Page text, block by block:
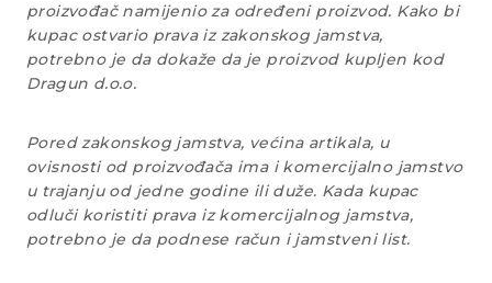
proizvođač namijenio za određeni proizvod. Kako bi
kupac ostvario prava iz zakonskog jamstva,
potrebno je da dokaže da je proizvod kupljen kod
Dragun d.o.o.
Pored zakonskog jamstva, većina artikala, u
ovisnosti od proizvođača ima i komercijalno jamstvo
u trajanju od jedne godine ili duže. Kada kupac
odluči koristiti prava iz komercijalnog jamstva,
potrebno je da podnese račun i jamstveni list.